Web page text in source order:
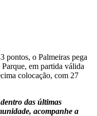
pontos, o Palmeiras pega
em partida válida
colocação, com 27
das últimas
acompanhe a